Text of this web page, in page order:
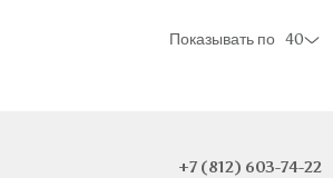
Показывать по 40
+7 (812) 603-74-22